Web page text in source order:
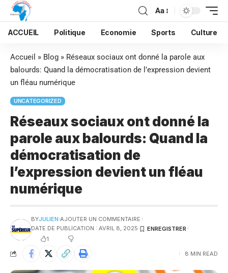
Aa
ACCUEIL Politique Economie Sports Culture
Accueil » Blog » Réseaux sociaux ont donné la parole aux
balourds: Quand la démocratisation de l’expression devient
un fléau numérique
UNCATEGORIZED
Réseaux sociaux ont donné la
parole aux balourds: Quand la
démocratisation de
l’expression devient un fléau
numérique
BYJULIEN AJOUTER UN COMMENTAIRE
DATE DE PUBLICATION : AVRIL 8, 2025
1
8 MIN READ